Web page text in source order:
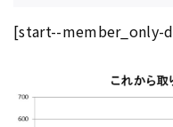
[start--member_only-